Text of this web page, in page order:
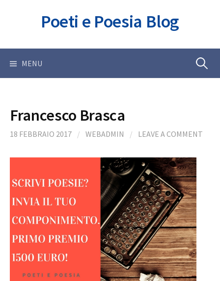
Poeti e Poesia Blog
MENU Ricerca
Francesco Brasca
18 FEBBRAIO 2017 / WEBADMIN / LEAVE A COMMENT